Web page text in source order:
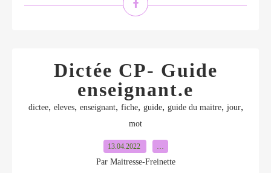
Dictée CP- Guide
enseignant.e
dictee, eleves, enseignant, fiche, guide, guide du maitre, jour,
mot
13.04.2022 …
Par Maitresse-Freinette